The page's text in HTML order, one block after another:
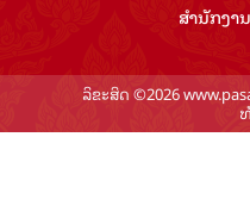
ສຳ​ນັກ​ງາ
ລິຂະສິດ ©2026